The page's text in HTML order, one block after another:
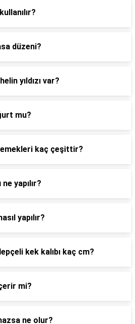
düzeni?
yıldızı var?
mu?
kaç çeşittir?
yapılır?
yapılır?
kek kalıbı kaç cm?
mi?
ne olur?